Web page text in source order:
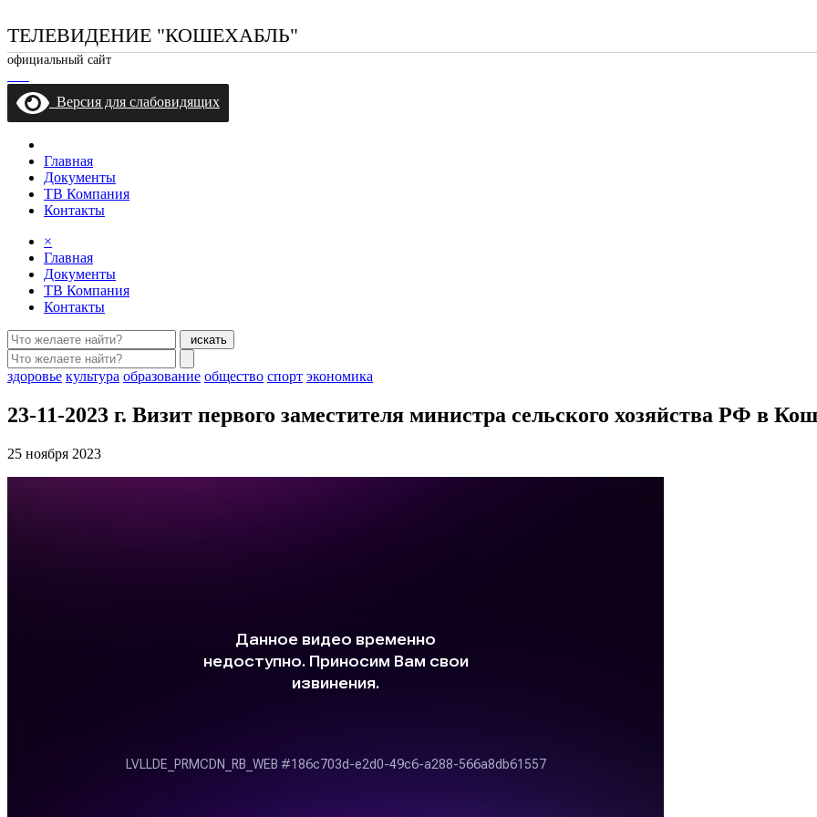
ТЕЛЕВИДЕНИЕ "КОШЕХАБЛЬ"
официальный сайт
Версия для слабовидящих
Главная
Документы
ТВ Компания
Контакты
×
Главная
Документы
ТВ Компания
Контакты
искать
здоровье культура образование общество спорт экономика
23-11-2023 г. Визит первого заместителя министра сельского хозяйства РФ в
25 ноября 2023